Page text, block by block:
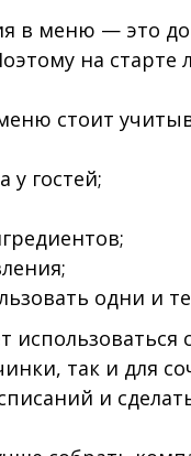
в меню — это
на
стоит
у гостей;
одни и
так и для
и